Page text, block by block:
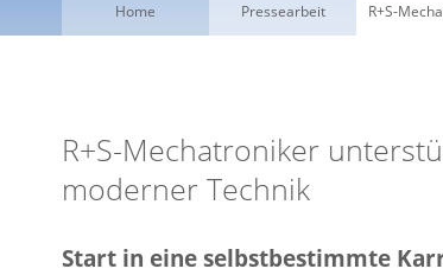
Home Pressearbeit R+S-
R+S-Mechatroniker
moderner Technik
Start in eine selbstbestimmte